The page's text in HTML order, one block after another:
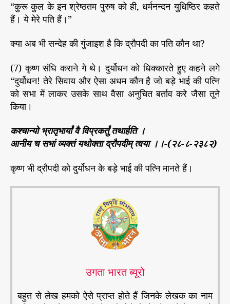
“कुरू कुल के इन श्रेष्ठतम पुरुष को ही, धर्मनन्दन युधिष्ठिर कहते
हैं। ये मेरे पति हैं।”
क्या अब भी सन्देह की गुंजाइश है कि द्रौपदी का पति कौन था?
(7) कृष्ण संधि कराने गे थे। दुर्योधन को धिक्कारते हुए कहने लगे
“दुर्योधन! तेरे सिवाय और ऐसा अधम कौन है जो बड़े भाई की पत्नि
को सभा में लाकर उसके साथ वैसा अनुचित बर्ताव करे जैसा तूने
किया।
कश्चान्यो भ्रातृभार्यां वै विप्रकर्तुं तथार्हति ।
आनीय च सभां व्यक्तं यथोक्ता द्रौपदीम् त्वया ।।-(२८-८-२३८२)
कृष्ण भी द्रौपदी को दुर्योधन के बड़े भाई की पत्नि मानते हैं।
उगता भारत ब्यूरो
बहुत से लेख हमको ऐसे प्राप्त होते हैं जिनके लेखक का नाम